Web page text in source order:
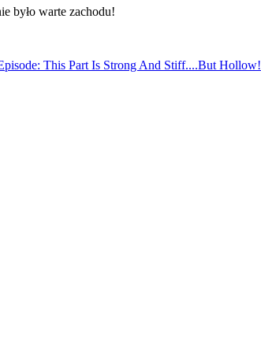
było warte zachodu!
This Part Is Strong And Stiff....But Hollow!